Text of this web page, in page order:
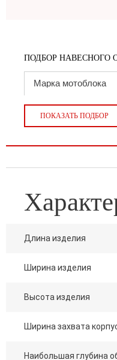
ПОДБОР НАВЕСНОГО
ПОКАЗАТЬ ПОДБОР
Длина изделия
Ширина изделия
Высота изделия
Ширина захвата
Наибольшая глубина